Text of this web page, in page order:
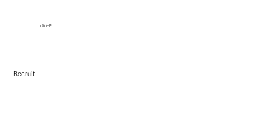
​LAUHP
​Recruit